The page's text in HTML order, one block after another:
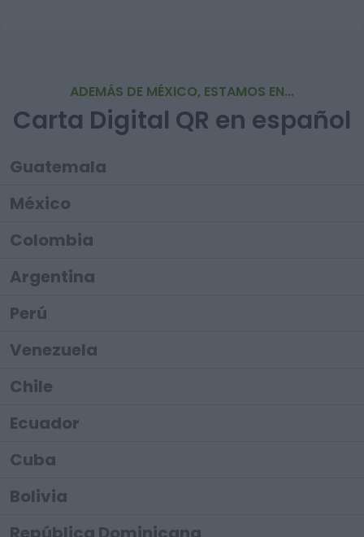
ADEMÁS DE MÉXICO, ESTAMOS EN...
Carta Digital QR en español
Guatemala
México
Colombia
Argentina
Perú
Venezuela
Chile
Ecuador
Cuba
Bolivia